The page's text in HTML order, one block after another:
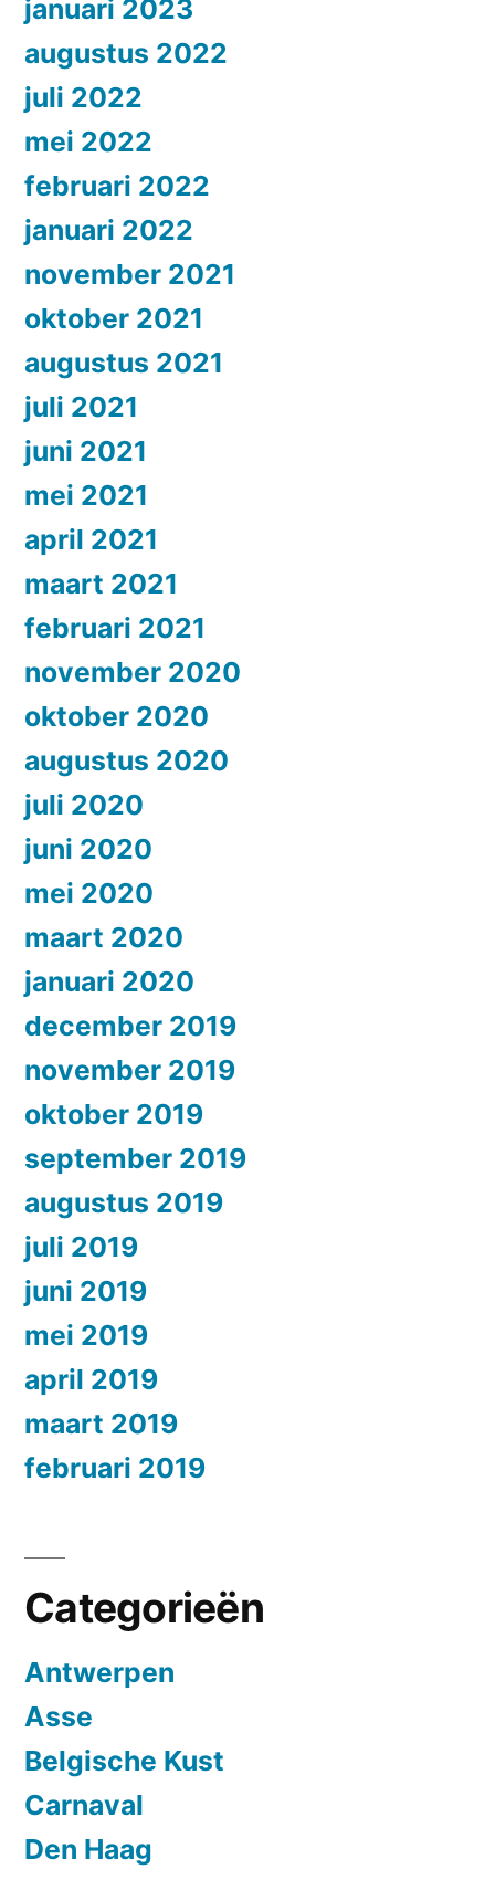
januari 2023
augustus 2022
juli 2022
mei 2022
februari 2022
januari 2022
november 2021
oktober 2021
augustus 2021
juli 2021
juni 2021
mei 2021
april 2021
maart 2021
februari 2021
november 2020
oktober 2020
augustus 2020
juli 2020
juni 2020
mei 2020
maart 2020
januari 2020
december 2019
november 2019
oktober 2019
september 2019
augustus 2019
juli 2019
juni 2019
mei 2019
april 2019
maart 2019
februari 2019
Categorieën
Antwerpen
Asse
Belgische Kust
Carnaval
Den Haag